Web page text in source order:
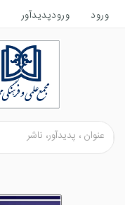
ورود ورودپدیدآور